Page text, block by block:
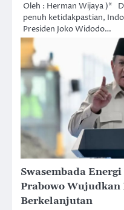
Oleh : Herman Wijaya )*
penuh ketidakpastian,
Presiden Joko Widodo…
Swasembada
Prabowo Wujudkan
Berkelanjutan